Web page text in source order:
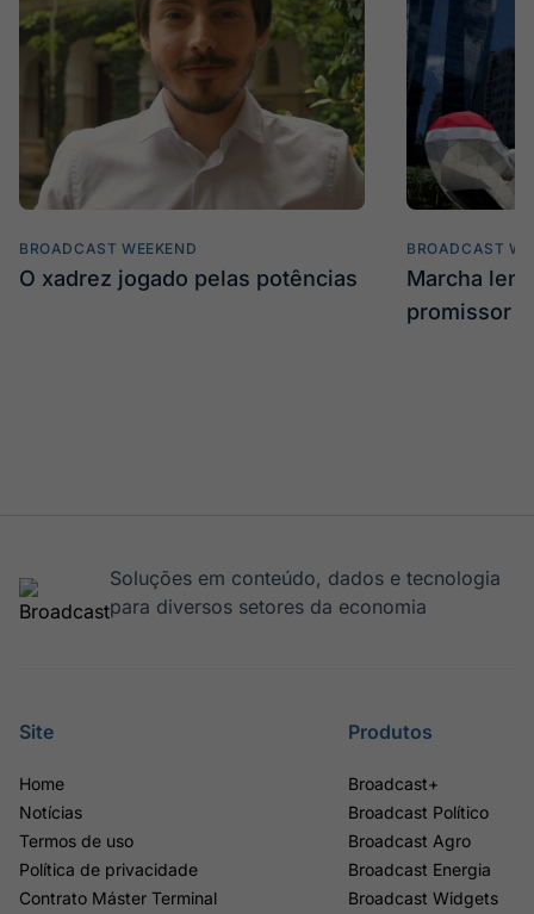
BROADCAST WEEKEND
O xadrez jogado pelas potências
BROADCAST
Marcha
promissor
Soluções em conteúdo, dados e tecnologia
para diversos setores da economia
Site
Home
Notícias
Termos de uso
Política de privacidade
Contrato Máster Terminal
Produtos
Broadcast+
Broadcast Político
Broadcast Agro
Broadcast Energia
Broadcast Widgets